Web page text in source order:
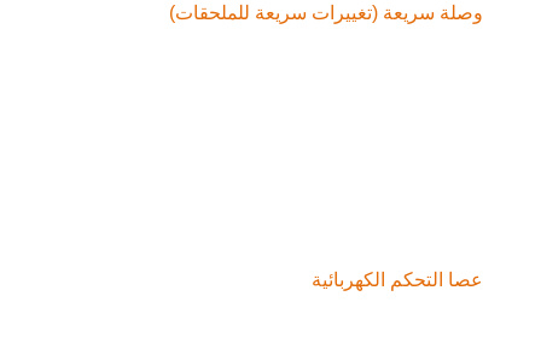
سريعة (تغييرات سريعة للملحقات)
التحكم الكهربائية